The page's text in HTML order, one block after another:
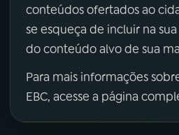
conteúdos ofertados ao
se esqueça de incluir na
do conteúdo alvo de sua
Para mais informações
EBC, acesse a página